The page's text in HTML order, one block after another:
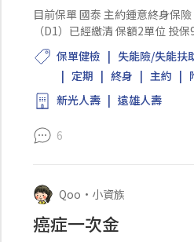
目前保單 國泰 主約鍾意終身保險（MD）已經繳清 保額50萬元 投保91年 安護防癌終身健康保險附約
（D1）已經繳清 保額2單位 投
年 主約安康住院醫療...
保單健檢 失能險/失能扶
定期
終身 主約
新光人壽
遠雄人壽
6
Qoo • 小資族
癌症一次金